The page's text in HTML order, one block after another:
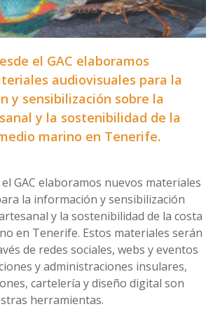
el GAC elaboramos
audiovisuales para la
y sensibilización sobre la
y la sostenibilidad de la
marino en Tenerife.
GAC elaboramos nuevos materiales
la información y sensibilización
y la sostenibilidad de la costa
en Tenerife. Estos materiales serán
de redes sociales, webs y eventos
y administraciones insulares,
cartelería y diseño digital son
herramientas.